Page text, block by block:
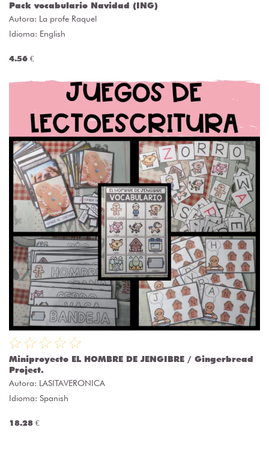
Pack vocabulario Navidad (ING)
Autora: La profe Raquel
Idioma: English
4.56 €
Miniproyecto EL HOMBRE DE JENGIBRE / Gingerbread
Project.
Autora: LASITAVERONICA
Idioma: Spanish
18.28 €